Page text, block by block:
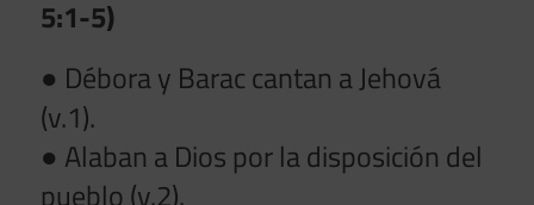
5:1-5)
● Débora y Barac cantan a Jehová
(v.1).
● Alaban a Dios por la disposición del
pueblo (v.2).